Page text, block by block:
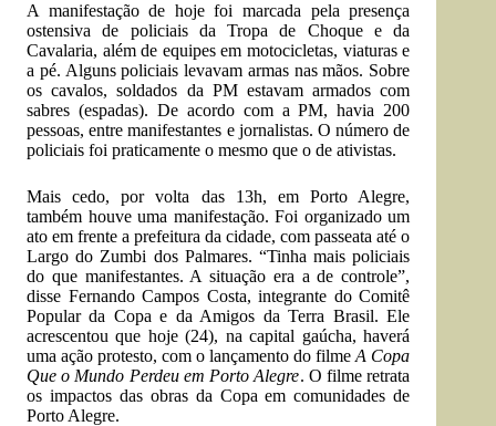
A manifestação de hoje foi marcada pela presença
ostensiva de policiais da Tropa de Choque e da
Cavalaria, além de equipes em motocicletas, viaturas e
a pé. Alguns policiais levavam armas nas mãos. Sobre
os cavalos, soldados da PM estavam armados com
sabres (espadas). De acordo com a PM, havia 200
pessoas, entre manifestantes e jornalistas. O número de
policiais foi praticamente o mesmo que o de ativistas.
Mais cedo, por volta das 13h, em Porto Alegre,
também houve uma manifestação. Foi organizado um
ato em frente a prefeitura da cidade, com passeata até o
Largo do Zumbi dos Palmares. “Tinha mais policiais
do que manifestantes. A situação era a de controle”,
disse Fernando Campos Costa, integrante do Comitê
Popular da Copa e da Amigos da Terra Brasil. Ele
acrescentou que hoje (24), na capital gaúcha, haverá
uma ação protesto, com o lançamento do filmeA Copa
Que o Mundo Perdeu em Porto Alegre. O filme retrata
os impactos das obras da Copa em comunidades de
Porto Alegre.